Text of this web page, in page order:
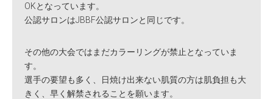
OKとなっています。
公認サロンはJBBF公認サロンと同じです。
その他の大会ではまだカラーリングが禁止となっていま
す。
選手の要望も多く、日焼け出来ない肌質の方は肌負担も大
きく、早く解禁されることを願います。